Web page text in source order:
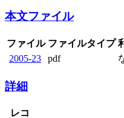
本文ファイル
ファイル ファイルタイプ
2005-23
pdf
詳細
レコ